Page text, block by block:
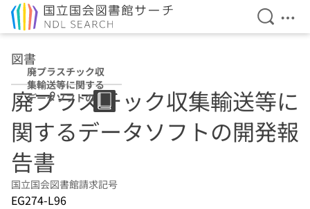
検索を
メ
図書
廃プラスチック収
集輸送等に関する
データソフトの開
発報告書
廃プラスチック収集輸送等に
関するデータソフトの開発報
告書
国立国会図書館請求記号
EG274-L96